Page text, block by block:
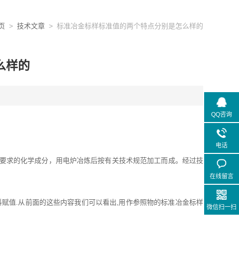
> 技术文章 > 标准冶金标样标准值的两个特点分别是怎么样的
样的
求的化学成分，用电炉冶炼后按有关技术规范加工而成。经过技
.从前面的这些内容我们可以看出,用作参照物的标准冶金标样
QQ咨询
电话
在线留言
微信扫一扫